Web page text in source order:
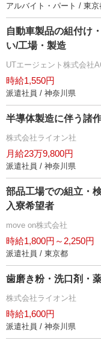
アルバイト・パート / 東京
自動車製品の組付け
い/工場・製造
UTエージェント株式会社
時給1,550円
派遣社員 / 神奈川県
半導体製造に伴う諸
株式会社ライオン社
月給23万9,800円
派遣社員 / 神奈川県
部品工場での組立・
入寮希望者
move on株式会社
時給1,800円～2,250円
派遣社員 / 東京都
歯磨き粉・洗口剤・
株式会社ライオン社
時給1,600円
派遣社員 / 神奈川県